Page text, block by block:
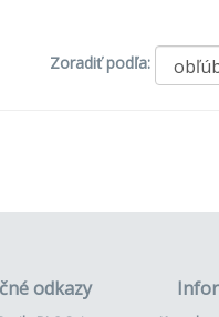
Zoradiť podľa:
odkazy